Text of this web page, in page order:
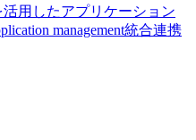
用したアプリケーション
management統合連携